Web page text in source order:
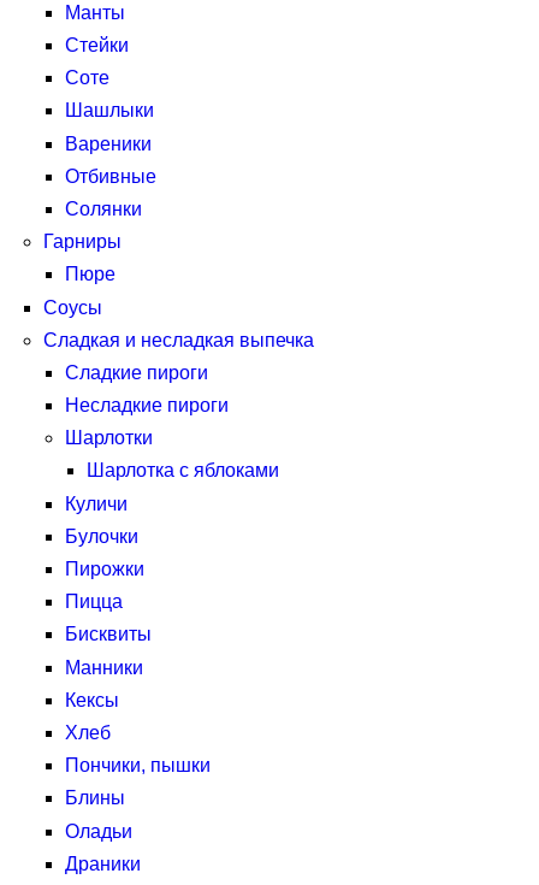
Манты
Стейки
Соте
Шашлыки
Вареники
Отбивные
Солянки
Гарниры
Пюре
Соусы
Сладкая и несладкая выпечка
Сладкие пироги
Несладкие пироги
Шарлотки
Шарлотка с яблоками
Куличи
Булочки
Пирожки
Пицца
Бисквиты
Манники
Кексы
Хлеб
Пончики, пышки
Блины
Оладьи
Драники